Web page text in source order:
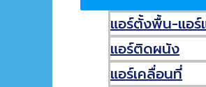
แอร์ตั้งพื้น-แอร์
แอร์ติดผนัง
แอร์เคลื่อนที่